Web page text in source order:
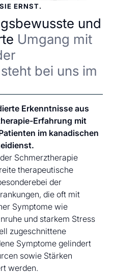
ERNST.
und
Umgang mit
bei uns im
Erkenntnisse aus
Erfahrung mit
im kanadischen
Schmerztherapie
therapeutische
der
die oft mit
Symptome wie
und starkem Stress
zugeschnittene
Symptome gelindert
sowie Stärken
werden.